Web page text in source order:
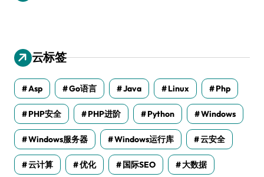
云标签
Asp Go语言 Java Linux Php
PHP安全 PHP进阶 Python Windows
Windows服务器 Windows运行库 云安全
云计算 优化 国际SEO 大数据